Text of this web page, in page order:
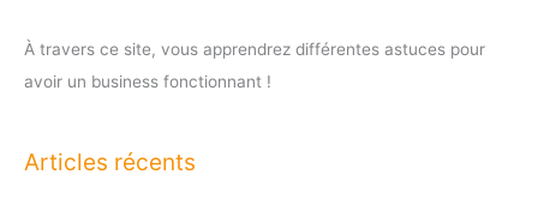
À travers ce site, vous apprendrez différentes astuces pour
avoir un business fonctionnant !
Articles récents